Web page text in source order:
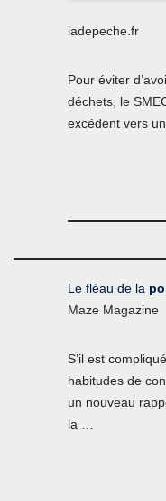
ladepeche.fr
Pour éviter
déchets, le
excédent vers
Le fléau de la
Maze Magazine
S’il est
habitudes de
un nouveau
la …